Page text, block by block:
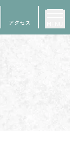
アクセス